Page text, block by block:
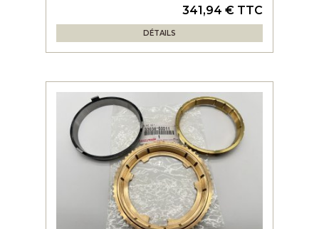
341,94 € TTC
DÉTAILS